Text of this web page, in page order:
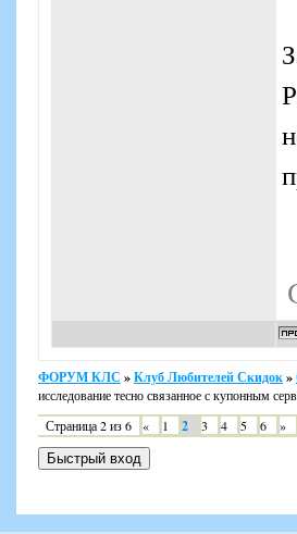
ФОРУМ КЛС »Клуб Любителей Скидок»
исследование тесно связанное с купонным
Страница2из6 « 1 2 3 4 5 6 »